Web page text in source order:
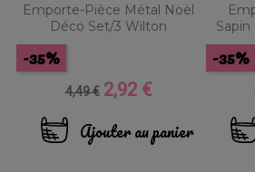
Emporte-Pièce Métal Noël
Déco Set/3 Wilton
Prix
base
4,49 €
-35%
Prix
2,92 €
Ajouter au panier
-35%